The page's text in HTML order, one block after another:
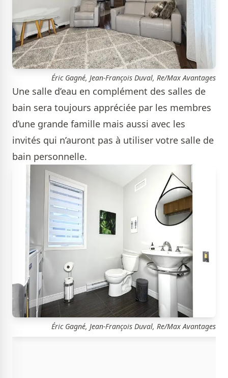
Éric Gagné, Jean-François Duval, Re/Max Avantages
Une salle d’eau en complément des salles de
bain sera toujours appréciée par les membres
d’une grande famille mais aussi avec les
invités qui n’auront pas à utiliser votre salle de
bain personnelle.
Éric Gagné, Jean-François Duval, Re/Max Avantages